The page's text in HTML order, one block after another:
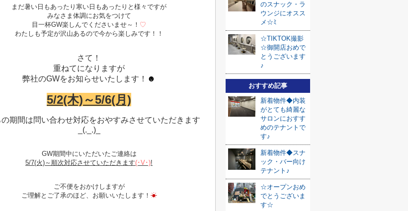
まだ暑い日もあったり寒い日もあったりと様々ですが
みなさま体調にお気をつけて
目一杯GW楽しんでくださいませ～！ ♡
わたしも予定が沢山あるので今から楽しみです！！
さて！
重ねてになりますが
弊社のGWをお知らせいたします！ ☻
5/2(木)～5/6(月)
の期間は問い合わせ対応をおやすみさせていただきます
_(._.)_
GW期間中にいただいたご連絡は
5/7(火)～順次対応させていただきます(･V･)!
ご不便をおかけしますが
ご理解とご了承のほど、お願いいたします！ ☀
のスナック・ラ
ウンジにオスス
メ☆ﾐ
☆TIKTOK撮影
☆御開店おめで
とうございます
♪
おすすめ記事
新着物件◆内装
がとても綺麗な
サロンにおすす
めのテナントで
す♪
新着物件◆スナ
ック・バー向け
テナント♪
☆オープンおめ
でとうございま
す☆